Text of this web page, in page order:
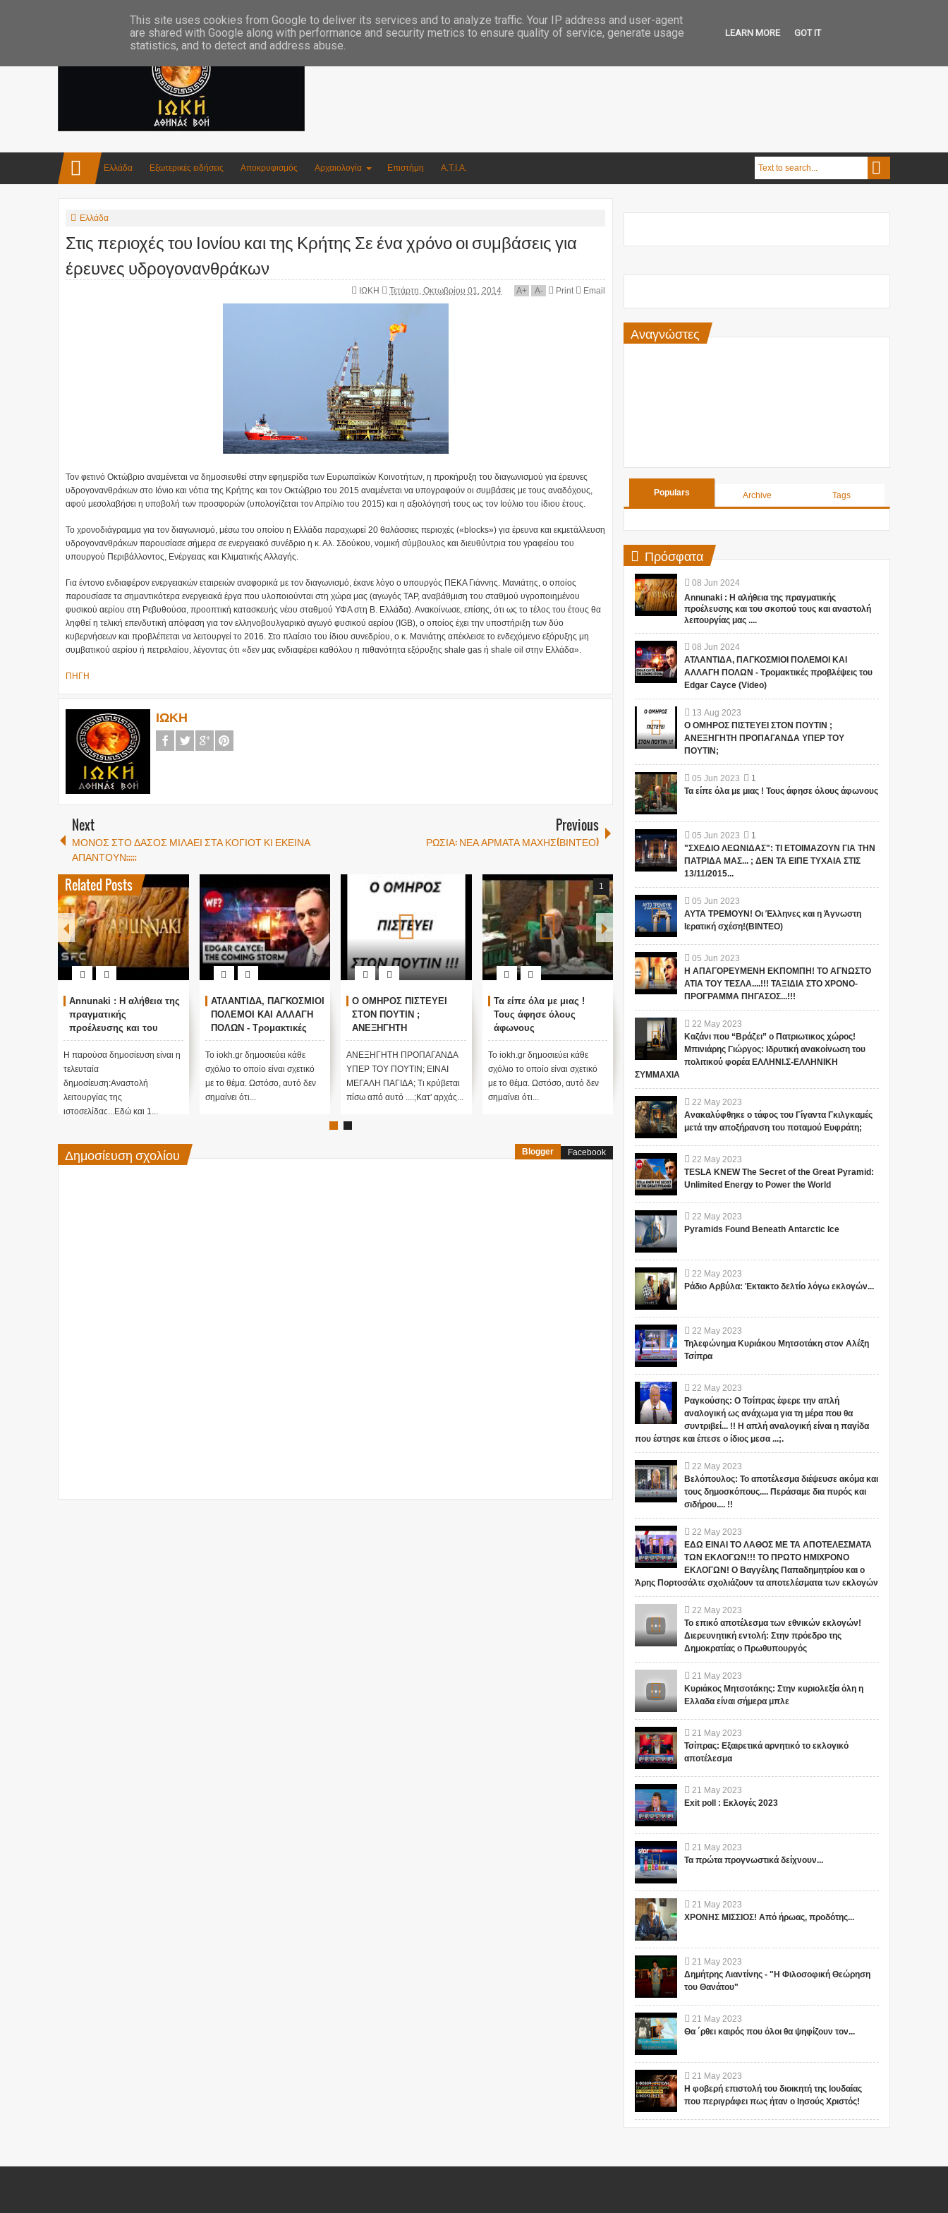
Ελλάδα Εξωτερικές ειδήσεις Αποκρυφισμός Αρχαιολογία Επιστήμη Α.Τ.Ι.Α.
Ελλάδα
Στις περιοχές του Ιονίου και της Κρήτης Σε ένα χρόνο οι συμβάσεις για
έρευνες υδρογονανθράκων
ΙΩΚΗ Τετάρτη, Οκτωβρίου 01, 2014 A+ A- Print Email
Τον φετινό Οκτώβριο αναμένεται να δημοσιευθεί στην εφημερίδα των Ευρωπαϊκών Κοινοτήτων, η προκήρυξη του διαγωνισμού για έρευνες
υδρογονανθράκων στο Ιόνιο και νότια της Κρήτης και τον Οκτώβριο του 2015 αναμένεται να υπογραφούν οι συμβάσεις με τους αναδόχους,
αφού μεσολαβήσει η υποβολή των προσφορών (υπολογίζεται τον Απρίλιο του 2015) και η αξιολόγησή τους ως τον Ιούλιο του ίδιου έτους.
Το χρονοδιάγραμμα για τον διαγωνισμό, μέσω του οποίου η Ελλάδα παραχωρεί 20 θαλάσσιες περιοχές («blocks») για έρευνα και εκμετάλλευση
υδρογονανθράκων παρουσίασε σήμερα σε ενεργειακό συνέδριο η κ. Αλ. Σδούκου, νομική σύμβουλος και διευθύντρια του γραφείου του
υπουργού Περιβάλλοντος, Ενέργειας και Κλιματικής Αλλαγής.
Για έντονο ενδιαφέρον ενεργειακών εταιρειών αναφορικά με τον διαγωνισμό, έκανε λόγο ο υπουργός ΠΕΚΑ Γιάννης. Μανιάτης, ο οποίος
παρουσίασε τα σημαντικότερα ενεργειακά έργα που υλοποιούνται στη χώρα μας (αγωγός ΤΑΡ, αναβάθμιση του σταθμού υγροποιημένου
φυσικού αερίου στη Ρεβυθούσα, προοπτική κατασκευής νέου σταθμού ΥΦΑ στη Β. Ελλάδα). Ανακοίνωσε, επίσης, ότι ως το τέλος του έτους θα
ληφθεί η τελική επενδυτική απόφαση για τον ελληνοβουλγαρικό αγωγό φυσικού αερίου (IGB), ο οποίος έχει την υποστήριξη των δύο
κυβερνήσεων και προβλέπεται να λειτουργεί το 2016. Στο πλαίσιο του ίδιου συνεδρίου, ο κ. Μανιάτης απέκλεισε το ενδεχόμενο εξόρυξης μη
συμβατικού αερίου ή πετρελαίου, λέγοντας ότι «δεν μας ενδιαφέρει καθόλου η πιθανότητα εξόρυξης shale gas ή shale oil στην Ελλάδα».
ΠΗΓΗ
ΙΩΚΗ
Next
ΜΟΝΟΣ ΣΤΟ ΔΑΣΟΣ ΜΙΛΑΕΙ ΣΤΑ ΚΟΓΙΟΤ ΚΙ ΕΚΕΙΝΑ
ΑΠΑΝΤΟΥΝ;;;;;
Previous
ΡΩΣΙΑ: ΝΕΑ ΑΡΜΑΤΑ ΜΑΧΗΣ(ΒΙΝΤΕΟ)
Related Posts
Annunaki : Η αλήθεια της
πραγματικής
προέλευσης και του
σκοπού τους και
αναστολή λειτουργίας
μας ....
Η παρούσα δημοσίευση είναι η
τελευταία
δημοσίευση:Αναστολή
λειτουργίας της
ιστοσελίδας...Εδώ και 1...
ΑΤΛΑΝΤΙΔΑ, ΠΑΓΚΟΣΜΙΟΙ
ΠΟΛΕΜΟΙ ΚΑΙ ΑΛΛΑΓΗ
ΠΟΛΩΝ - Τρομακτικές
προβλέψεις του Edgar
Cayce (Video)
Το iokh.gr δημοσιεύει κάθε
σχόλιο το οποίο είναι σχετικό
με το θέμα. Ωστόσο, αυτό δεν
σημαίνει ότι...
Ο ΟΜΗΡΟΣ ΠΙΣΤΕΥΕΙ
ΣΤΟΝ ΠΟΥΤΙΝ ;
ΑΝΕΞΗΓΗΤΗ
ΠΡΟΠΑΓΑΝΔΑ ΥΠΕΡ ΤΟΥ
ΠΟΥΤΙΝ;
ΑΝΕΞΗΓΗΤΗ ΠΡΟΠΑΓΑΝΔΑ
ΥΠΕΡ ΤΟΥ ΠΟΥΤΙΝ; ΕΙΝΑΙ
ΜΕΓΑΛΗ ΠΑΓΙΔΑ; Τι κρύβεται
πίσω από αυτό ....;Κατ' αρχάς...
1
Τα είπε όλα με μιας !
Τους άφησε όλους
άφωνους
Το iokh.gr δημοσιεύει κάθε
σχόλιο το οποίο είναι σχετικό
με το θέμα. Ωστόσο, αυτό δεν
σημαίνει ότι...
1
"ΣΧΕΔΙΟ ΛΕΩΝΙΔΑΣ": ΤΙ
ΠΑΤΡΙΔΑ ΜΑΣ... ; ΔΕΝ ΤΑ
ΕΙΠΕ ΤΥΧΑΙΑ ΣΤΙΣ
13/11/2015...
Το iokh.gr δημοσιεύει κάθε
σχόλιο το οποίο είναι σχετικό
σημαίνει ότι...
ΑΥΤΑ ΤΡΕΜΟΥΝ! Οι
Το iokh.gr δημοσιεύει κάθε
Δημοσίευση σχολίου Blogger Facebook
Αναγνώστες
Populars Archive Tags
Πρόσφατα
08 Jun 2024
Annunaki : Η αλήθεια της πραγματικής
προέλευσης και του σκοπού τους και αναστολή
λειτουργίας μας ....
08 Jun 2024
ΑΤΛΑΝΤΙΔΑ, ΠΑΓΚΟΣΜΙΟΙ ΠΟΛΕΜΟΙ ΚΑΙ
ΑΛΛΑΓΗ ΠΟΛΩΝ - Τρομακτικές προβλέψεις του
Edgar Cayce (Video)
13 Aug 2023
Ο ΟΜΗΡΟΣ ΠΙΣΤΕΥΕΙ ΣΤΟΝ ΠΟΥΤΙΝ ;
ΑΝΕΞΗΓΗΤΗ ΠΡΟΠΑΓΑΝΔΑ ΥΠΕΡ ΤΟΥ
ΠΟΥΤΙΝ;
05 Jun 2023
1
Τα είπε όλα με μιας ! Τους άφησε όλους άφωνους
05 Jun 2023
1
"ΣΧΕΔΙΟ ΛΕΩΝΙΔΑΣ": ΤΙ ΕΤΟΙΜΑΖΟΥΝ ΓΙΑ ΤΗΝ
ΠΑΤΡΙΔΑ ΜΑΣ... ; ΔΕΝ ΤΑ ΕΙΠΕ ΤΥΧΑΙΑ ΣΤΙΣ
13/11/2015...
05 Jun 2023
ΑΥΤΑ ΤΡΕΜΟΥΝ! Οι Έλληνες και η Άγνωστη
Ιερατική σχέση!(ΒΙΝΤΕΟ)
05 Jun 2023
Η ΑΠΑΓΟΡΕΥΜΕΝΗ ΕΚΠΟΜΠΗ! ΤΟ ΑΓΝΩΣΤΟ
ΑΤΙΑ ΤΟΥ ΤΕΣΛΑ....!!! ΤΑΞΙΔΙΑ ΣΤΟ ΧΡΟΝΟ-
ΠΡΟΓΡΑΜΜΑ ΠΗΓΑΣΟΣ...!!!
22 May 2023
Καζάνι που “Βράζει” ο Πατριωτικος χώρος!
Μπινιάρης Γιώργος: Ιδρυτική ανακοίνωση του
πολιτικού φορέα ΕΛΛΗΝΙ.Σ-ΕΛΛΗΝΙΚΗ
ΣΥΜΜΑΧΙΑ
22 May 2023
Ανακαλύφθηκε ο τάφος του Γίγαντα Γκιλγκαμές
μετά την αποξήρανση του ποταμού Ευφράτη;
22 May 2023
TESLA KNEW The Secret of the Great Pyramid:
Unlimited Energy to Power the World
22 May 2023
Pyramids Found Beneath Antarctic Ice
22 May 2023
Ράδιο Αρβύλα: Έκτακτο δελτίο λόγω εκλογών...
22 May 2023
Τηλεφώνημα Κυριάκου Μητσοτάκη στον Αλέξη
Τσίπρα
22 May 2023
Ραγκούσης: Ο Τσίπρας έφερε την απλή
αναλογική ως ανάχωμα για τη μέρα που θα
συντριβεί... !! Η απλή αναλογική είναι η παγίδα
που έστησε και έπεσε ο ίδιος μεσα ...;.
22 May 2023
Βελόπουλος: Το αποτέλεσμα διέψευσε ακόμα και
τους δημοσκόπους.... Περάσαμε δια πυρός και
σιδήρου.... !!
22 May 2023
ΕΔΩ ΕΙΝΑΙ ΤΟ ΛΑΘΟΣ ΜΕ ΤΑ ΑΠΟΤΕΛΕΣΜΑΤΑ
ΤΩΝ ΕΚΛΟΓΩΝ!!! ΤΟ ΠΡΩΤΟ ΗΜΙΧΡΟΝΟ
ΕΚΛΟΓΩΝ! Ο Βαγγέλης Παπαδημητρίου και ο
Άρης Πορτοσάλτε σχολιάζουν τα αποτελέσματα των εκλογών
22 May 2023
Το επικό αποτέλεσμα των εθνικών εκλογών!
Διερευνητική εντολή: Στην πρόεδρο της
Δημοκρατίας ο Πρωθυπουργός
21 May 2023
Κυριάκος Μητσοτάκης: Στην κυριολεξία όλη η
Ελλαδα είναι σήμερα μπλε
21 May 2023
Τσίπρας: Εξαιρετικά αρνητικό το εκλογικό
αποτέλεσμα
21 May 2023
Exit poll : Εκλογές 2023
21 May 2023
Τα πρώτα προγνωστικά δείχνουν...
21 May 2023
ΧΡΟΝΗΣ ΜΙΣΣΙΟΣ! Από ήρωας, προδότης...
21 May 2023
Δημήτρης Λιαντίνης - "Η Φιλοσοφική Θεώρηση
του Θανάτου"
21 May 2023
Θα ΄ρθει καιρός που όλοι θα ψηφίζουν τον...
21 May 2023
Η φοβερή επιστολή του διοικητή της Ιουδαίας
που περιγράφει πως ήταν ο Ιησούς Χριστός!
This site uses cookies from Google to deliver its services and to analyze traffic. Your IP address and user-agent
are shared with Google along with performance and security metrics to ensure quality of service, generate usage
statistics, and to detect and address abuse.
LEARN MORE GOT IT